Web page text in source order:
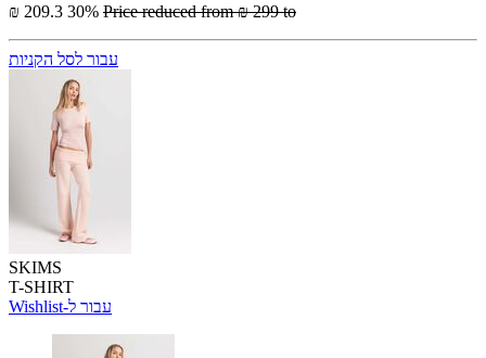
₪ 209.3 30% Price reduced from₪ 299 to
עבור לסל הקניות
SKIMS
T-SHIRT
Wishlist-עבור ל